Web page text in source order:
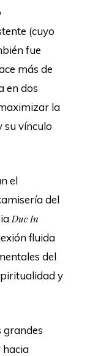
(cuyo
fue
más de
en dos
la
su vínculo
el
del
Duc In
fluida
del
y
grandes
hacia